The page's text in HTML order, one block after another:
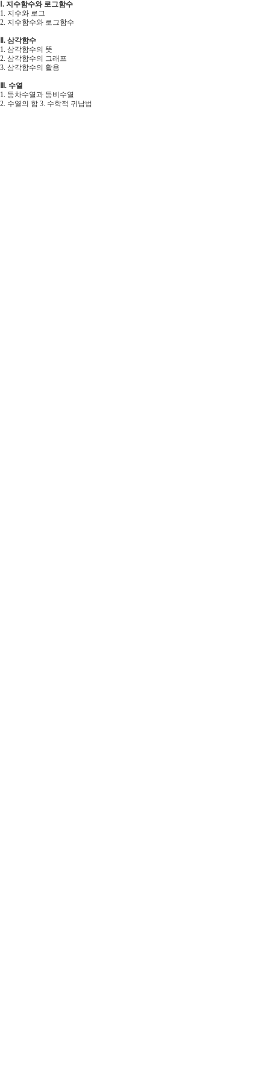
Ⅰ. 지수함수와 로그함수
1. 지수와 로그
2. 지수함수와 로그함수
Ⅱ. 삼각함수
1. 삼각함수의 뜻
2. 삼각함수의 그래프
3. 삼각함수의 활용
Ⅲ. 수열
1. 등차수열과 등비수열
2. 수열의 합 3. 수학적 귀납법